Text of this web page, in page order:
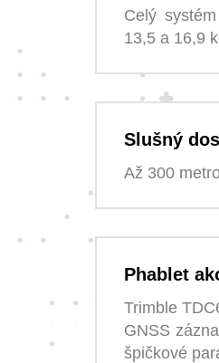
Celý
13,5 a 16,9
Slušný
Až 300
Phablet
Trimble
GNSS
špičkové